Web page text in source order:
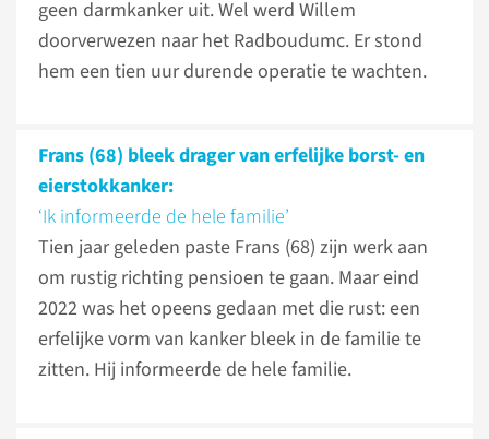
geen darmkanker uit. Wel werd Willem
doorverwezen naar het Radboudumc. Er stond
hem een tien uur durende operatie te wachten.
Frans (68) bleek drager van erfelijke borst- en
eierstokkanker:
‘Ik informeerde de hele familie’
Tien jaar geleden paste Frans (68) zijn werk aan
om rustig richting pensioen te gaan. Maar eind
2022 was het opeens gedaan met die rust: een
erfelijke vorm van kanker bleek in de familie te
zitten. Hij informeerde de hele familie.